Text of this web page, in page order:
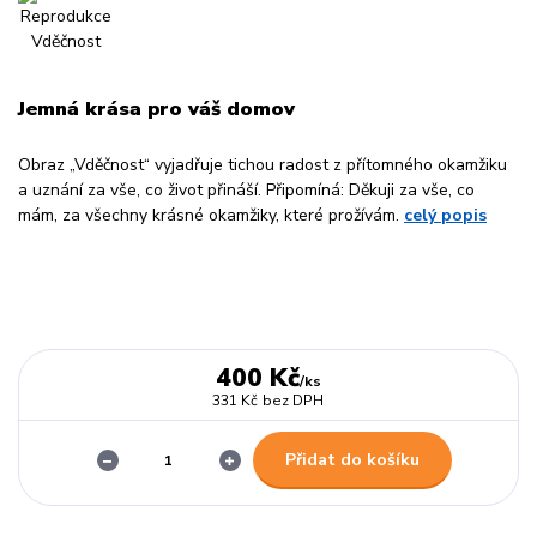
Jemná krása pro váš domov
Obraz „Vděčnost“ vyjadřuje tichou radost z přítomného okamžiku
a uznání za vše, co život přináší. Připomíná: Děkuji za vše, co
mám, za všechny krásné okamžiky, které prožívám. celý popis
400 Kč/ks
331 Kč bez DPH
Přidat do košíku